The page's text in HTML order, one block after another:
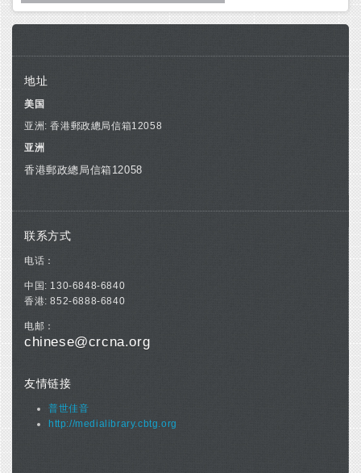
地址
美国
亚洲: 香港郵政總局信箱12058
亚洲
香港郵政總局信箱12058
联系方式
电话：
中国: 130-6848-6840
香港: 852-6888-6840
电邮：
chinese@crcna.org
友情链接
普世佳音
http://medialibrary.cbtg.org